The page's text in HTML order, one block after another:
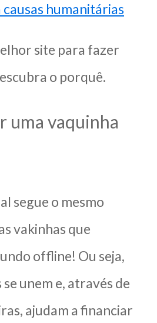
humanitárias
site para fazer
o porquê.
uma vaquinha
segue o mesmo
vakinhas que
offline! Ou seja,
unem e, através de
ajudam a financiar